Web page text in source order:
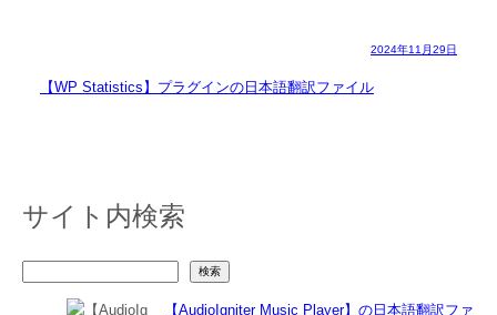
2024年11月29日
【WP Statistics】プラグインの日本語翻訳ファイル
サイト内検索
検索
【AudioIgniter Music Player】の日本語翻訳ファ